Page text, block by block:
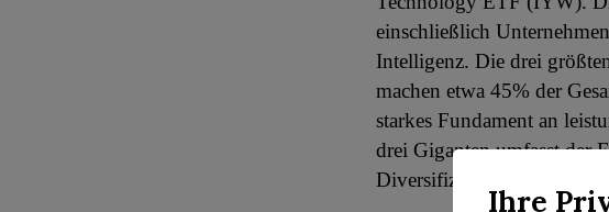
einschließlich
Intelligenz. Die drei
machen etwa 45% der
starkes Fundament an
drei Giganten umfasst der
Diversifizierung.
Ihre